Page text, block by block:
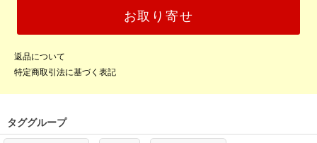
お取り寄せ
返品について
特定商取引法に基づく表記
タググループ